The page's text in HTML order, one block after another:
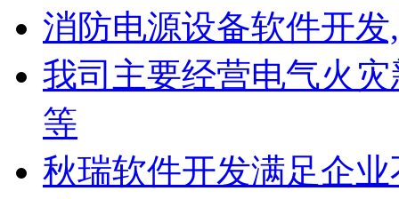
消防电源设备软件开
我司主要经营电气火
等
秋瑞软件开发满足企